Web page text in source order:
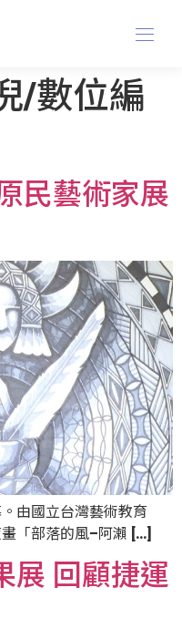
/數位編
民藝術家展
由國立台灣藝術教育
「部落的風–阿瀨 […]
展 回顧捷運